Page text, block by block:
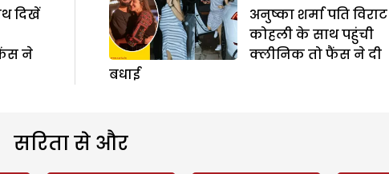
दिखें
ने
अनुष्का शर्मा पति विराट
कोहली के साथ पहुंची
क्लीनिक तो फैंस ने दी
बधाई
सरिता से और